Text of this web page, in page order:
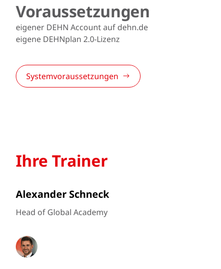
Voraussetzungen
eigener DEHN Account auf dehn.de
eigene DEHNplan 2.0-Lizenz
Systemvoraussetzungen
Ihre Trainer
Alexander Schneck
Head of Global Academy